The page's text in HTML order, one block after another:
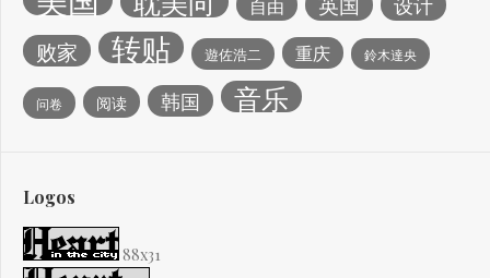
自由
败家 转贴 遊佐浩二 重庆 鈴木達央
问卷 阅读 韩国 音乐
Logos
88x31